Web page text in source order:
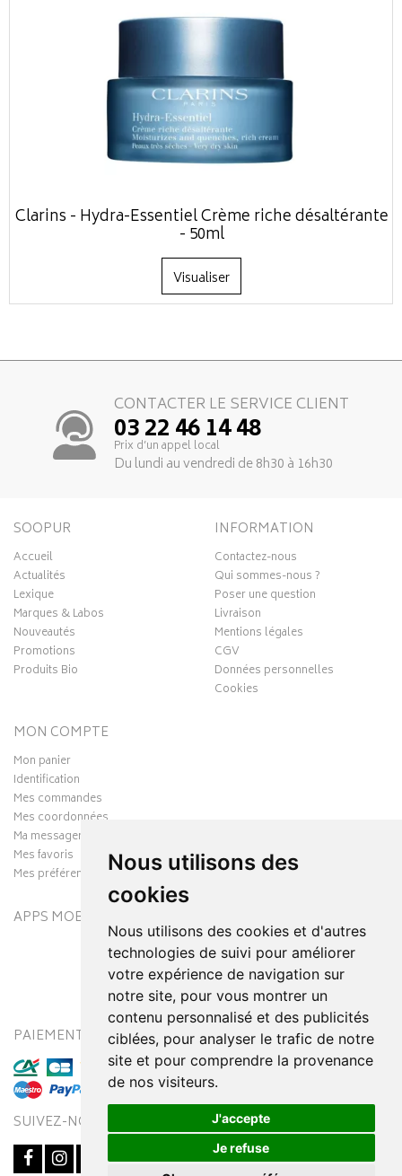
Nous utilisons des
cookies
Nous utilisons des cookies et d'autres
technologies de suivi pour améliorer
votre expérience de navigation sur
notre site, pour vous montrer un
contenu personnalisé et des publicités
ciblées, pour analyser le trafic de notre
site et pour comprendre la provenance
de nos visiteurs.
J'accepte
Je refuse
Clarins - Hydra-Essentiel Crème riche désaltérante
- 50ml
Visualiser
CONTACTER LE SERVICE CLIENT
03 22 46 14 48
Prix d’un appel local
Du lundi au vendredi de 8h30 à 16h30
SOOPUR
Accueil
Actualités
Lexique
Marques & Labos
Nouveautés
Promotions
Produits Bio
INFORMATION
Contactez-nous
Qui sommes-nous ?
Poser une question
Livraison
Mentions légales
CGV
Données personnelles
Cookies
MON COMPTE
Mon panier
Identification
Mes commandes
Mes coordonnées
Ma messagerie
Mes favoris
Mes préférences Cookies
APPS MOBILES
PAIEMENT SÉCURISÉ MODES DE LIVRAISON
SUIVEZ-NOUS SUR